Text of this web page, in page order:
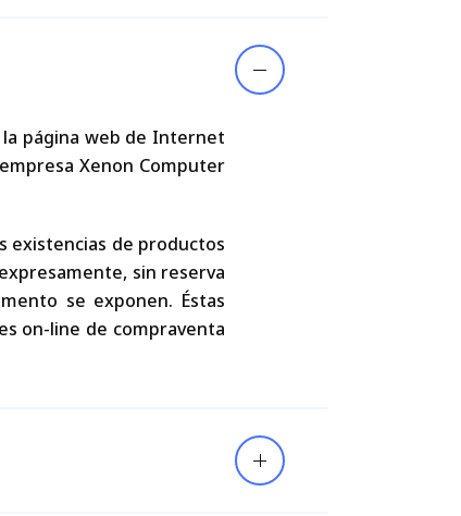
página web de Internet
Xenon Computer
existencias de productos
sin reserva
se exponen. Éstas
on-line de compraventa